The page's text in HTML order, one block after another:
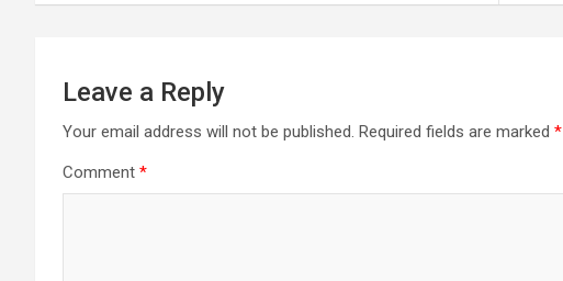
Leave a Reply
Your email address will not be published. Required fields are marked *
Comment *